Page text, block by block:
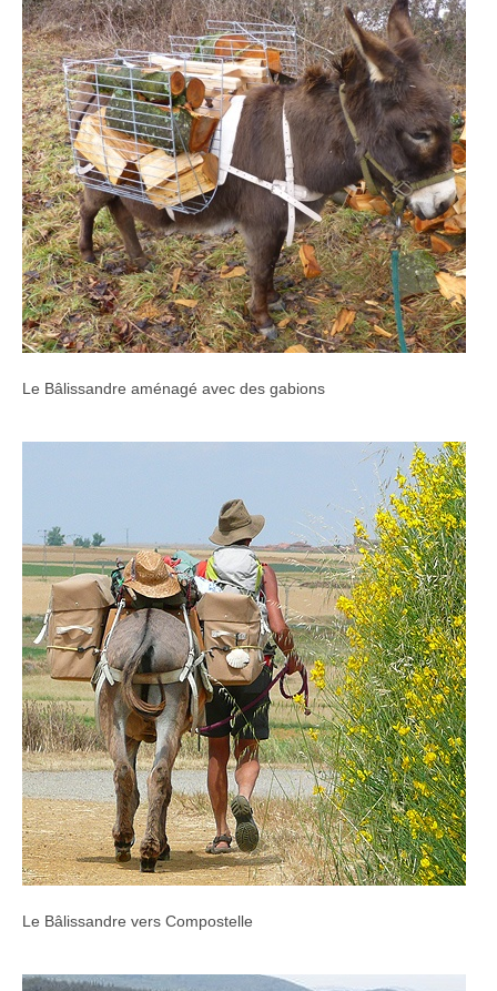
Le Bâlissandre aménagé avec des gabions
Le Bâlissandre vers Compostelle